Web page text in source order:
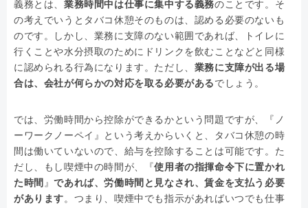
義務とは、 業務時間中は仕事に集中する義務のことです。そ
の考えでいうとタバコ休憩そのものは、認める必要のないも
のです。しかし、業務に支障のない範囲であれば、トイレに
行くことや水分摂取のためにドリンクを飲むことなどと同様
に認められる行為になります。ただし、 業務に支障が出る場
合は、会社が何らかの対応を取る必要がある でしょう。
では、労働時間から控除ができるかという問題ですが、『ノ
ーワークノーペイ』という考えからいくと、タバコ休憩の時
間は働いていないので、給与を控除することは可能です。た
だし、もし喫煙中の時間が、『使用者の指揮命令下に置かれ
た時間 』であれば、労働時間と見なされ、賃金を支払う必要
があります 。つまり、喫煙中でも指示があればいつでも仕事